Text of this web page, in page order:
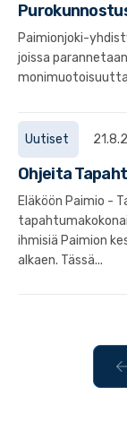
Paimionjoki-
joissa
Uutiset
Ohjeita
Eläköön Paimio -
ihmisiä Paimion
alkaen. Tässä...